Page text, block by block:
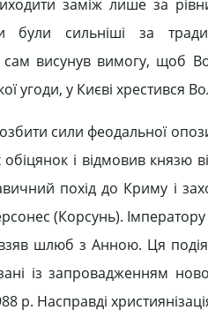
заміж лише за
були сильніші за
висунув вимогу, щоб
угоди, у Києві хрестився
сили феодальної
і відмовив князю
похід до Криму і
(Корсунь).
шлюб з Анною. Ця подія
із запровадженням
Насправді